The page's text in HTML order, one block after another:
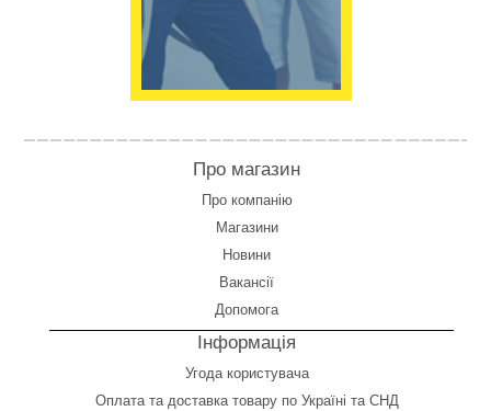
Про магазин
Про компанію
Магазини
Новини
Вакансії
Допомога
Інформація
Угода користувача
Оплата та доставка товару по Україні та СНД